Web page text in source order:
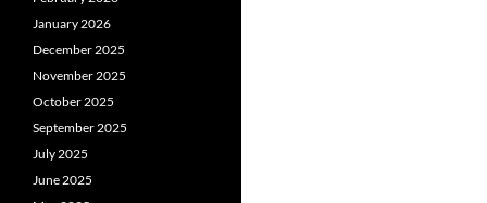
January 2026
December 2025
November 2025
October 2025
September 2025
July 2025
June 2025